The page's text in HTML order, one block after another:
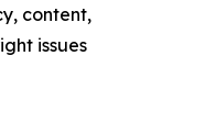
content,
issues